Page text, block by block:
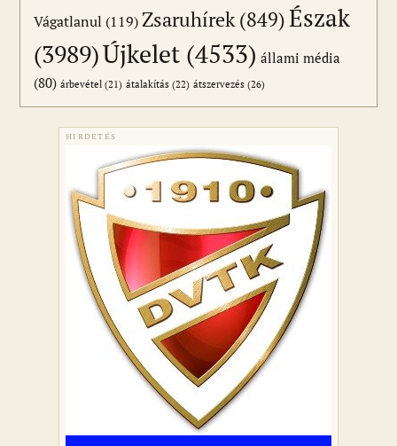
Vágatlanul (119)Zsaruhírek(849)Észak
(3989)Újkelet (4533) állami média
(80) árbevétel (21) átalakítás (22) átszervezés (26)
HIRDETÉS